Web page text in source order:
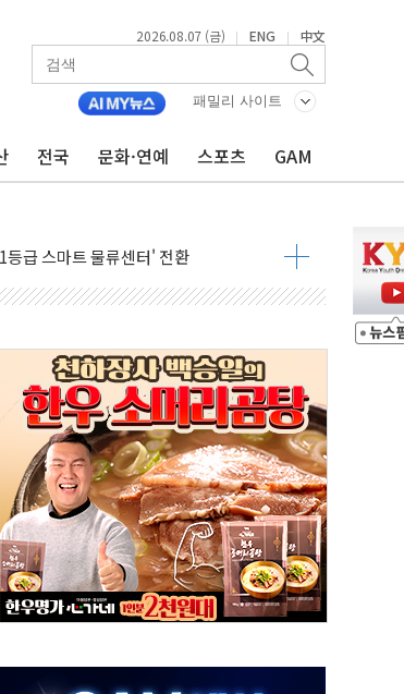
2026.08.07 (금) | ENG | 中文
패밀리 사이트
전국 문화·연예 스포츠 GAM
투 참여
인상
연 라인업 공개
…SK에코플랜트 "전수 조사"
보기편 (8/7)
가 방안 발표"
서울 알짜 단지 주목
의안 발의…이준석·한동훈 동참
삼계탕 배식 봉사
건축보다 재개발 사업성 개선↑
어워드' 대상 수상
하반기 확대 추진"
애큐온·페퍼만 남아
도 넘어
기업 본격 육성
램·낸드 동시 증설